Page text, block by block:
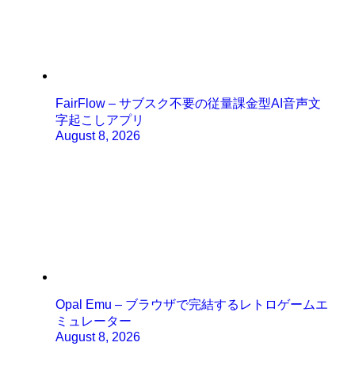
FairFlow – サブスク不要の従量課金型AI音声文
字起こしアプリ
August 8, 2026
Opal Emu – ブラウザで完結するレトロゲームエ
ミュレーター
August 8, 2026